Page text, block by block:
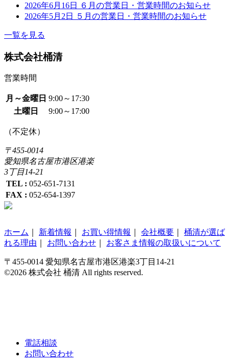
2026年6月16日
６月の営業日・営業時間のお知らせ
2026年5月2日
５月の営業日・営業時間のお知らせ
一覧を見る
株式会社桶清
営業時間
月～金曜日 9:00～17:30
土曜日
9:00～17:00
（不定休）
〒455-0014
愛知県名古屋市港区港楽
3丁目14-21
TEL : 052-651-7131
FAX : 052-654-1397
ホーム 新着情報 お買い得情報 会社概要
桶清が選ば
れる理由
お問い合わせ お客さま情報の取扱いについて
〒455-0014 愛知県名古屋市港区港楽3丁目14-21
©2026 株式会社 桶清 All rights reserved.
電話相談
お問い合わせ